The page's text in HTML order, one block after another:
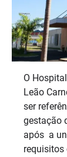
O
Leão
ser
gestação
após a
requisitos